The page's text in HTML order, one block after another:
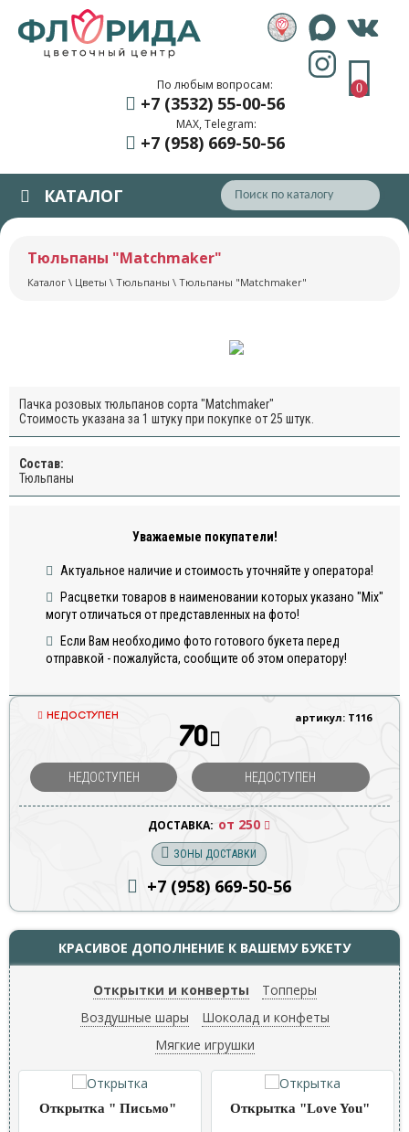
По любым вопросам:
+7 (3532) 55-00-56
MAX, Telegram:
+7 (958) 669-50-56
0
КАТАЛОГ
Тюльпаны "Matchmaker"
Каталог \ Цветы \ Тюльпаны \ Тюльпаны "Matchmaker"
Пачка розовых тюльпанов сорта "Matchmaker"
Стоимость указана за 1 штуку при покупке от 25 штук.
Состав:
Тюльпаны
Уважаемые покупатели!
Актуальное наличие и стоимость уточняйте у оператора!
Расцветки товаров в наименовании которых указано "Mix"
могут отличаться от представленных на фото!
Если Вам необходимо фото готового букета перед
отправкой - пожалуйста, сообщите об этом оператору!
артикул: Т116
НЕДОСТУПЕН
70
НЕДОСТУПЕН НЕДОСТУПЕН
ДОСТАВКА: от 250
ЗОНЫ ДОСТАВКИ
+7 (958) 669-50-56
КРАСИВОЕ ДОПОЛНЕНИЕ К ВАШЕМУ БУКЕТУ
Открытки и конверты
Топперы
Воздушные шары
Шоколад и конфеты
Мягкие игрушки
Открытка " Письмо" Открытка "Love You"